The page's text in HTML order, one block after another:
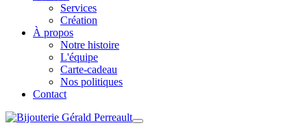
Services
Création
À propos
Notre histoire
L'équipe
Carte-cadeau
Nos politiques
Contact